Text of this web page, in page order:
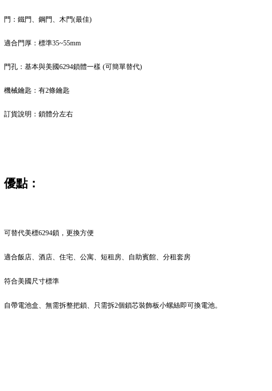
門：鐵門、鋼門、木門(最佳)
適合門厚：標準35~55mm
門孔：基本與美國6294鎖體一樣 (可簡單替代)
機械鑰匙：有2條鑰匙
訂貨說明：鎖體分左右
優點：
可替代美標6294鎖，更換方便
適合飯店、酒店、住宅、公寓、短租房、自助賓館、分租套房
符合美國尺寸標準
自帶電池盒、無需拆整把鎖、只需拆2個鎖芯裝飾板小螺絲即可換電池。